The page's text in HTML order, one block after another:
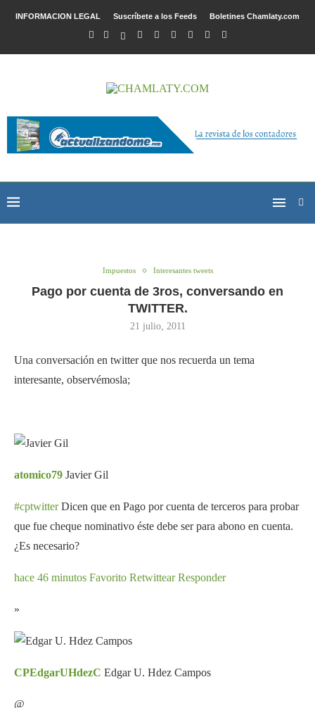
INFORMACION LEGAL Suscríbete a los Feeds Boletines Chamlaty.com
Impuestos Interesantes tweets
Pago por cuenta de 3ros, conversando en
TWITTER.
21 julio, 2011
Una conversación en twitter que nos recuerda un tema
interesante, observémosla;
atomico79 Javier Gil
#cptwitterDicen que en Pago por cuenta de terceros para probar
que fue cheque nominativo éste debe ser para abono en cuenta.
¿Es necesario?
hace 46 minutos Favorito Retwittear Responder
»
CPEdgarUHdezC Edgar U. Hdez Campos
@